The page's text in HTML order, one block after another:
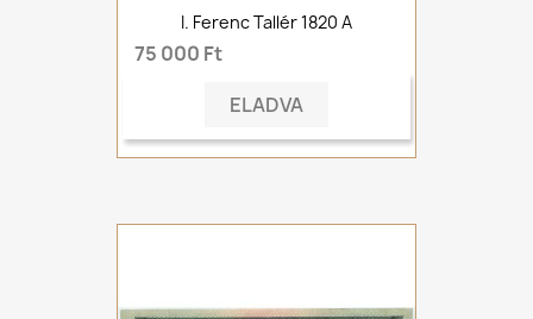
I. Ferenc Tallér 1820 A
75 000 Ft
ELADVA